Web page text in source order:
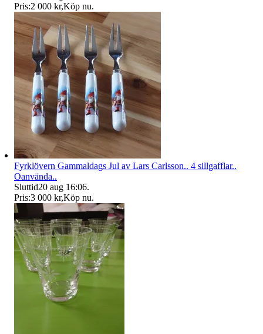
Pris:2 000 kr,Köp nu.
Fyrklövern Gammaldags Jul av Lars Carlsson.. 4 sillgafflar..
Oanvända..
Sluttid20 aug 16:06.
Pris:3 000 kr,Köp nu.